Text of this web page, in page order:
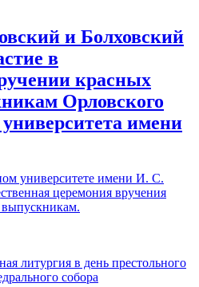
и Болховский
в
красных
Орловского
университета имени
университете имени И. С.
церемония вручения